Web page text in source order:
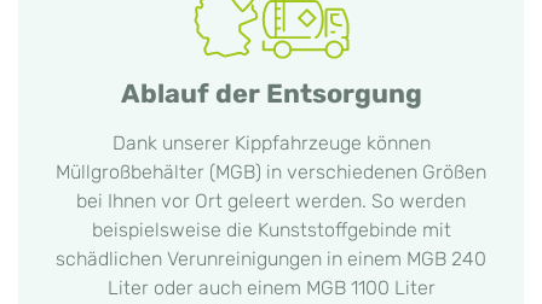
Ablauf der Entsorgung
Dank unserer Kippfahrzeuge können
Müllgroßbehälter (MGB) in verschiedenen Größen
bei Ihnen vor Ort geleert werden. So werden
beispielsweise die Kunststoffgebinde mit
schädlichen Verunreinigungen in einem MGB 240
Liter oder auch einem MGB 1100 Liter